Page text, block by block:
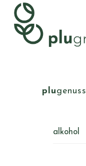
Skip
content
Menu
plugenuss
alkohol